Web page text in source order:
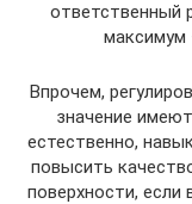
ответственный
максимум
Впрочем,
значение
естественно,
повысить
поверхности, если